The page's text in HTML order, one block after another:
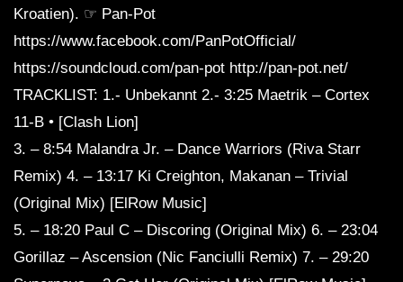
Kroatien). ☞ Pan-Pot
https://www.facebook.com/PanPotOfficial/
https://soundcloud.com/pan-pot http://pan-pot.net/
TRACKLIST: 1.- Unbekannt 2.- 3:25 Maetrik – Cortex
11-B • [Clash Lion]
3. – 8:54 Malandra Jr. – Dance Warriors (Riva Starr
Remix) 4. – 13:17 Ki Creighton, Makanan – Trivial
(Original Mix) [ElRow Music]
5. – 18:20 Paul C – Discoring (Original Mix) 6. – 23:04
Gorillaz – Ascension (Nic Fanciulli Remix) 7. – 29:20